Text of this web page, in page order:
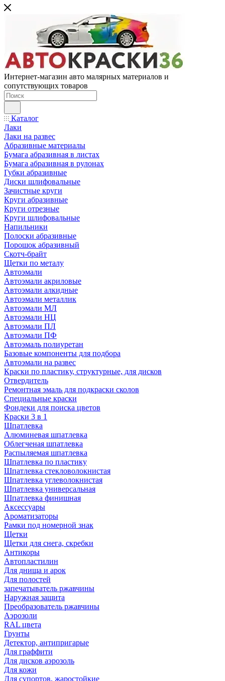
Интернет-магазин авто малярных материалов и
сопутствующих товаров
Каталог
Лаки
Лаки на развес
Абразивные материалы
Бумага абразивная в листах
Бумага абразивная в рулонах
Губки абразивные
Диски шлифовальные
Зачистные круги
Круги абразивные
Круги отрезные
Круги шлифовальные
Напильники
Полоски абразивные
Порошок абразивный
Скотч-брайт
Щетки по металу
Автоэмали
Автоэмали акриловые
Автоэмали алкидные
Автоэмали металлик
Автоэмали МЛ
Автоэмали НЦ
Автоэмали ПЛ
Автоэмали ПФ
Автоэмаль полиуретан
Базовые компоненты для подбора
Автоэмали на развес
Краски по пластику, структурные, для дисков
Отвердитель
Ремонтная эмаль для подкраски сколов
Специальные краски
Фондеки для поиска цветов
Краски 3 в 1
Шпатлевка
Алюминевая шпатлевка
Облегченая шпатлевка
Распыляемая шпатлевка
Шпатлевка по пластику
Шпатлевка стекловолокнистая
Шпатлевка углеволокнистая
Шпатлевка универсальная
Шпатлевка финишная
Аксессуары
Ароматизаторы
Рамки под номерной знак
Щетки
Щетки для снега, скребки
Антикоры
Автопластилин
Для днища и арок
Для полостей
запечатыватель ржавчины
Наружная защита
Преобразователь ржавчины
Аэрозоли
RAL цвета
Грунты
Детектор, антипригарые
Для граффити
Для дисков аэрозоль
Для кожи
Для супортов, жаростойкие